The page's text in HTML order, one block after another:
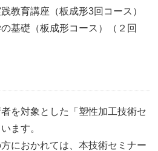
教育講座（板成形3回コース）
礎（板成形コース）（２回
を対象とした「塑性加工技術セ
ます。
におかれては、本技術セミナー